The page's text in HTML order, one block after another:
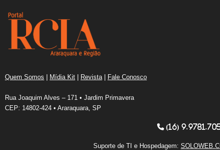
Quem Somos | Mídia Kit | Revista | Fale Conosco
Rua Joaquim Alves – 171 • Jardim Primavera
CEP: 14802-424 • Araraquara, SP
(16)
Suporte de TI e Hospedagem: